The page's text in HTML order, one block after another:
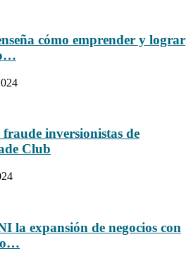
cómo emprender y lograr
inversionistas de
Club
la expansión de negocios con